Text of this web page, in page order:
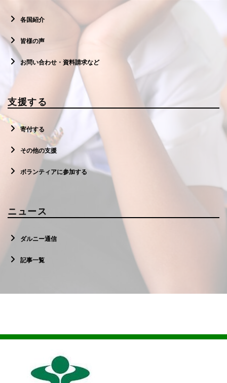
各国紹介
皆様の声
お問い合わせ・資料請求など
支援する
寄付する
その他の支援
ボランティアに参加する
ニュース
ダルニー通信
記事一覧